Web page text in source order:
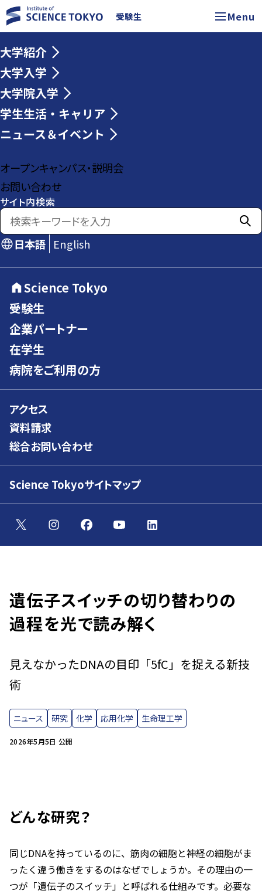
受験生 Menu
大学紹介
大学入学
大学院入学
学生生活・キャリア
ニュース＆イベント
オープンキャンパス・説明会
お問い合わせ
サイト内検索
日本語 English
Science Tokyo
受験生
企業パートナー
在学生
病院をご利用の方
アクセス
資料請求
総合お問い合わせ
Science Tokyoサイトマップ
遺伝子スイッチの切り替わりの
過程を光で読み解く
2026年5月5日 公開
見えなかったDNAの目印「5fC」を捉える新技
術
ニュース 研究 化学 応用化学 生命理工学
どんな研究？
同じDNAを持っているのに、筋肉の細胞と神経の細胞がま
ったく違う働きをするのはなぜでしょうか。その理由の一
つが「遺伝子のスイッチ」と呼ばれる仕組みです。必要な